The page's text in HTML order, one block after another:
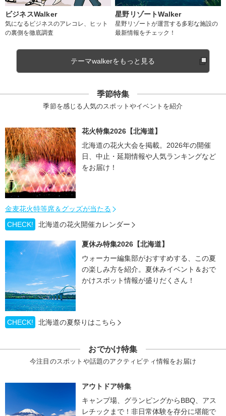
ビジネスWalker
気になるビジネスのアレコレ、ヒット
の裏側を徹底調査
星野リゾートWalker
星野リゾートが運営する多彩な施設の
最新情報をチェック！
テーマwalkerをもっと見る
季節特集
季節を感じる人気のスポットやイベントを紹介
花火特集2026【北海道】
北海道の花火大会を掲載。2026年の開催
日、中止・延期情報や人気ランキングなど
をお届け！
金麦花火特等席＆グッズが当たる
CHECK!
北海道の花火開催カレンダー
夏休み特集2026【北海道】
ウォーカー編集部がおすすめする、この夏
の楽しみ方を紹介。夏休みイベント＆おで
かけスポット情報が盛りだくさん！
CHECK! 北海道の夏祭りはこちら
おでかけ特集
今注目のスポットや話題のアクティビティ情報をお届け
アウトドア特集
キャンプ場、グランピングからBBQ、アス
レチックまで！非日常体験を存分に堪能で